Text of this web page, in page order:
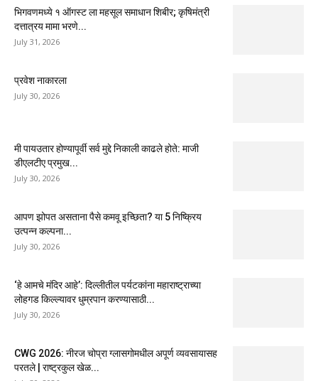
भिगवणमध्ये १ ऑगस्ट ला महसूल समाधान शिबीर; कृषिमंत्री
दत्तात्रय मामा भरणे...
July 31, 2026
प्रवेश नाकारला
July 30, 2026
मी पायउतार होण्यापूर्वी सर्व मुद्दे निकाली काढले होते: माजी
डीएलटीए प्रमुख...
July 30, 2026
आपण झोपत असताना पैसे कमवू इच्छिता? या 5 निष्क्रिय
उत्पन्न कल्पना...
July 30, 2026
‘हे आमचे मंदिर आहे’: दिल्लीतील पर्यटकांना महाराष्ट्राच्या
लोहगड किल्ल्यावर धुम्रपान करण्यासाठी...
July 30, 2026
CWG 2026: नीरज चोप्रा ग्लासगोमधील अपूर्ण व्यवसायासह
परतले | राष्ट्रकुल खेळ...